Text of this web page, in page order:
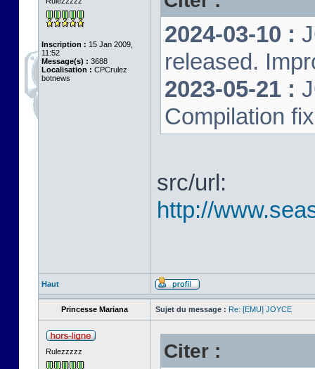
Inscription : 15 Jan 2009,
11:52
Message(s) : 3688
Localisation : CPCrulez
botnews
2024-03-10 :
released.
2023-05-21 :
Compilation
src/url:
http://
Haut
Princesse Mariana Sujet du message : Re: [EMU] JOYCE
Rulezzzzz Citer :